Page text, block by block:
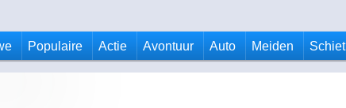
Populaire Actie Avontuur Auto Meiden Schiet